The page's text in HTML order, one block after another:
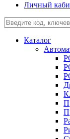
Личный
Каталог